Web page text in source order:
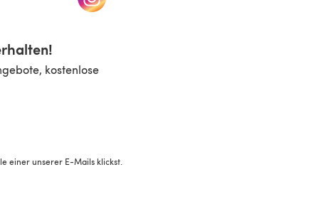
kostenlose
einer unserer E-Mails klickst.